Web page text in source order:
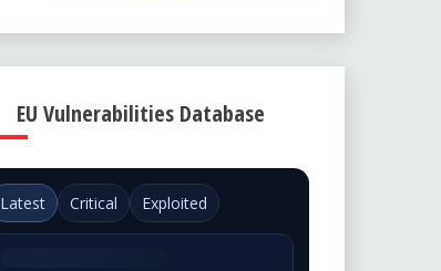
EU Vulnerabilities Database
Latest Critical
Exploited